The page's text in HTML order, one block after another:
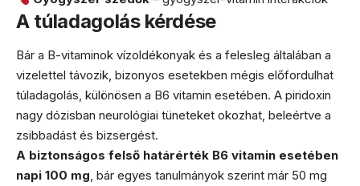
A túladagolás kérdése
Bár a B-vitaminok vízoldékonyak és a felesleg általában a
vizelettel távozik, bizonyos esetekben mégis előfordulhat
túladagolás, különösen a B6 vitamin esetében. A piridoxin
nagy dózisban neurológiai tüneteket okozhat, beleértve a
zsibbadást és bizsergést.
A biztonságos felső határérték B6 vitamin esetében
napi 100 mg , bár egyes tanulmányok szerint már 50 mg